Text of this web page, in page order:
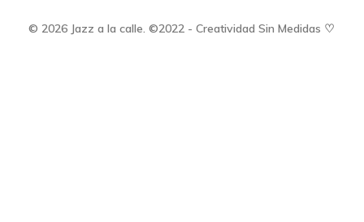
© 2026 Jazz a la calle. ©2022 - Creatividad Sin Medidas ♡